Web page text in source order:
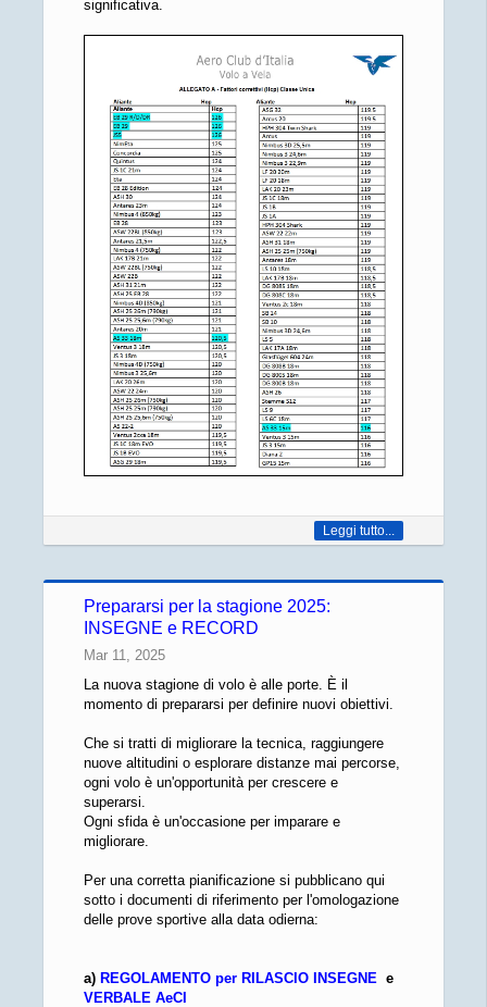
significativa.
Leggi tutto...
Prepararsi per la stagione 2025:
INSEGNE e RECORD
Mar 11, 2025
La nuova stagione di volo è alle porte. È il
momento di prepararsi per definire nuovi obiettivi.
Che si tratti di migliorare la tecnica, raggiungere
nuove altitudini o esplorare distanze mai percorse,
ogni volo è un'opportunità per crescere e
superarsi.
Ogni sfida è un'occasione per imparare e
migliorare.
Per una corretta pianificazione si pubblicano qui
sotto i documenti di riferimento per l'omologazione
delle prove sportive alla data odierna:
a) REGOLAMENTO per RILASCIO INSEGNEe
VERBALE AeCI